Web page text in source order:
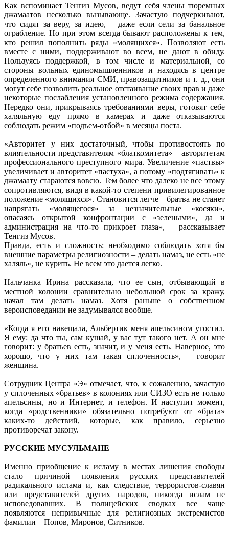
Как вспоминает Тенгиз Мусов, ведут себя члены тюремных
джамаатов несколько вызывающе. Зачастую подчеркивают,
что сидят за веру, за идею, – даже если сели за банальное
ограбление. Но при этом всегда бывают расположены к тем,
кто решил пополнить ряды «молящихся». Позволяют есть
вместе с ними, поддерживают во всем, не дают в обиду.
Пользуясь поддержкой, в том числе и материальной, со
стороны вольных единомышленников и находясь в центре
определенного внимания СМИ, правозащитников и т. д., они
могут себе позволить реальное отстаивание своих прав и даже
некоторые послабления установленного режима содержания.
Нередко они, прикрываясь требованиями веры, готовят себе
халяльную еду прямо в камерах и даже отказываются
соблюдать режим «подъем-отбой» в месяцы поста.
«Авторитет у них достаточный, чтобы противостоять по
влиятельности представителям «блаткомитета» – авторитетам
профессионального преступного мира. Увеличение «паствы»
увеличивает и авторитет «пастуха», а потому «подтягивать» к
джамаату стараются вовсю. Тем более что далеко не все этому
сопротивляются, видя в какой-то степени привилегированное
положение «молящихся». Становится легче – братва не станет
напрягать «молящегося» за незначительные «косяки»,
опасаясь открытой конфронтации с «зелеными», да и
администрация на что-то прикроет глаза», – рассказывает
Тенгиз Мусов.
Правда, есть и сложность: необходимо соблюдать хотя бы
внешние параметры религиозности – делать намаз, не есть «не
халяль», не курить. Не всем это дается легко.
Нальчанка Ирина рассказала, что ее сын, отбывающий в
местной колонии сравнительно небольшой срок за кражу,
начал там делать намаз. Хотя раньше о собственном
вероисповедании не задумывался вообще.
«Когда я его навещала, Альбертик меня апельсином угостил.
Я ему: да что ты, сам кушай, у вас тут такого нет. А он мне
говорит: у братьев есть, значит, и у меня есть. Наверное, это
хорошо, что у них там такая сплоченность», – говорит
женщина.
Сотрудник Центра «Э» отмечает, что, к сожалению, зачастую
у сплоченных «братьев» в колониях или СИЗО есть не только
апельсины, но и Интернет, и телефон. И наступит момент,
когда «родственники» обязательно потребуют от «брата»
каких-то действий, которые, как правило, серьезно
противоречат закону.
РУССКИЕ МУСУЛЬМАНЕ
Именно приобщение к исламу в местах лишения свободы
стало причиной появления русских представителей
радикального ислама и, как следствие, террористов-славян
или представителей других народов, никогда ислам не
исповедовавших. В полицейских сводках все чаще
появляются непривычные для религиозных экстремистов
фамилии – Попов, Миронов, Ситников.